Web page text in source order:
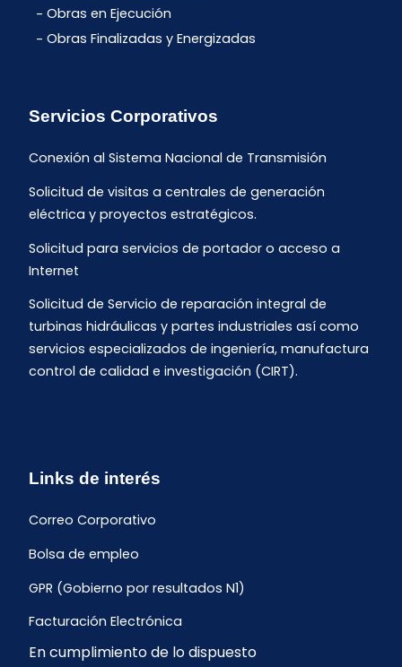
Obras en Ejecución
Obras Finalizadas y Energizadas
Servicios Corporativos
Conexión al Sistema Nacional de Transmisión
Solicitud de visitas a centrales de generación
eléctrica y proyectos estratégicos.
Solicitud para servicios de portador o acceso a
Internet
Solicitud de Servicio de reparación integral de
turbinas hidráulicas y partes industriales así como
servicios especializados de ingeniería, manufactura
control de calidad e investigación (CIRT).
Links de interés
Correo Corporativo
Bolsa de empleo
GPR (Gobierno por resultados N1)
Facturación Electrónica
Archivo Histórico de Facturación
En cumplimiento de lo dispuesto